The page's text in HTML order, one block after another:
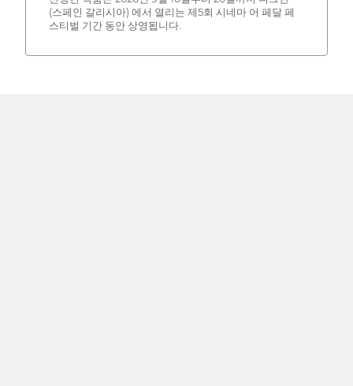
(스페인 갈리시아) 에서 열리는 제5회 시네마 어 페달 페
스티벌 기간 동안 상영됩니다.